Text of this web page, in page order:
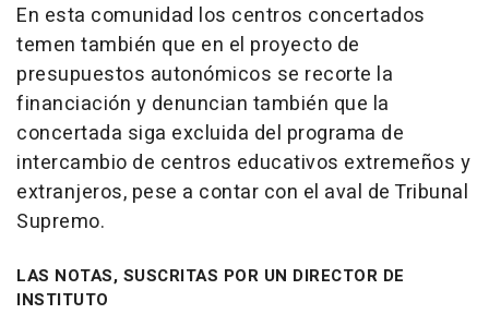
En esta comunidad los centros concertados
temen también que en el proyecto de
presupuestos autonómicos se recorte la
financiación y denuncian también que la
concertada siga excluida del programa de
intercambio de centros educativos extremeños y
extranjeros, pese a contar con el aval de Tribunal
Supremo.
LAS NOTAS, SUSCRITAS POR UN DIRECTOR DE
INSTITUTO